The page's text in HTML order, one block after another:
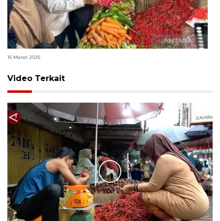
Mendag: Harga bahan pokok stabil jelang Lebaran
16 Maret 2026
Video Terkait